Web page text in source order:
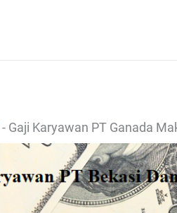
- Gaji Karyawan PT Ganada